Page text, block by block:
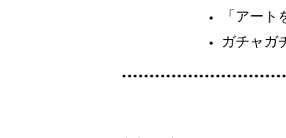
「アー
ガチャガ